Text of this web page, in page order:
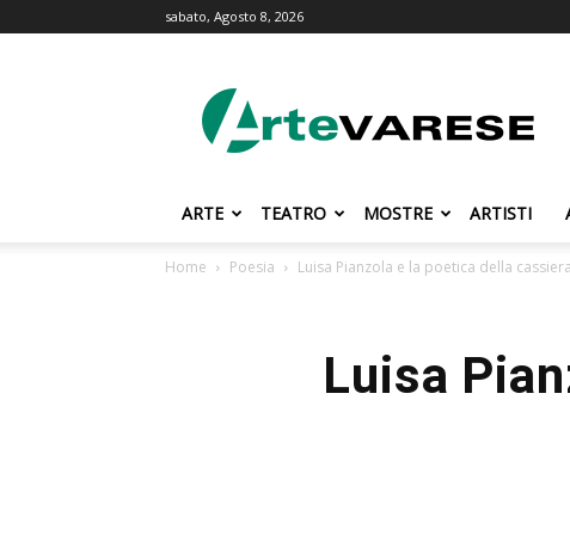
sabato, Agosto 8, 2026
ARTE TEATRO MOSTRE ARTISTI
Home Poesia Luisa Pianzola e la poetica della cassiera
Luisa